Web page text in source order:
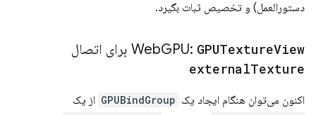
دستورالعمل) و تخصیص ثبات بگیرد.
WebGPU: GPUTextureView برای اتصال
externalTexture
اکنون می‌توان هنگام ایجاد یک GPUBindGroup از یک